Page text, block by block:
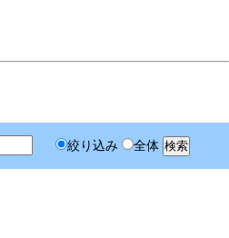
絞り込み 全体